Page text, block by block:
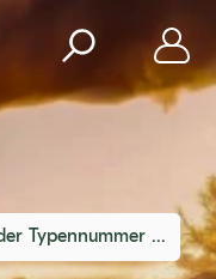
Nach Maschine, Modell oder Typennummer suchen